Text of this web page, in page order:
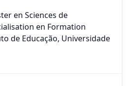
en Sciences de
en Formation
de Educação, Universidade